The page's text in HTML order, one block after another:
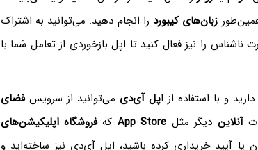
زبان‌های کیبورد را انجام دهید. می‌توانید به اشتراک
را نیز فعال کنید تا اپل بازخوردی از تعامل شما با
دارید و با استفاده ازاپل آی‌دی می‌توانید از سرویسفضای
آنلاین دیگر مثل App Store کهفروشگاه اپلیکیشن‌های
یا آیپد خریداری کرده باشید، اپل آی‌دی نیز ساخته‌اید و